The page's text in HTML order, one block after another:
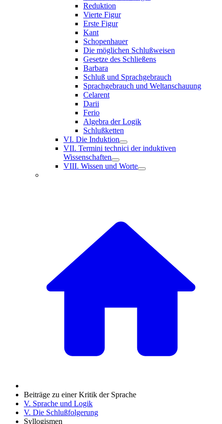
Reduktion
Vierte Figur
Erste Figur
Kant
Schopenhauer
Die möglichen Schlußweisen
Gesetze des Schließens
Barbara
Schluß und Sprachgebrauch
Sprachgebrauch und Weltanschauung
Celarent
Darii
Ferio
Algebra der Logik
Schlußketten
VI. Die Induktion
VII. Termini technici der induktiven
Wissenschaften
VIII. Wissen und Worte
Beiträge zu einer Kritik der Sprache
V. Sprache und Logik
V. Die Schlußfolgerung
Syllogismen